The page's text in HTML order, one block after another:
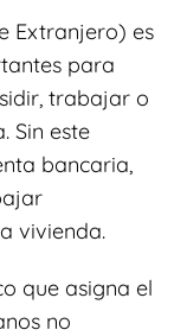
Extranjero) es
para
trabajar o
Sin este
bancaria,
vivienda.
que asigna el
no